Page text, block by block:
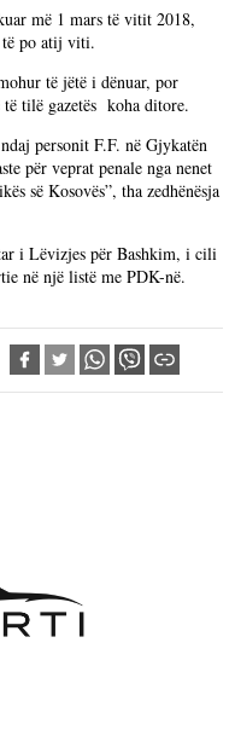
më 1 mars të vitit 2018,
të po atij viti.
të jëtë i dënuar, por
tilë gazetës koha ditore.
personit F.F. në Gjykatën
për veprat penale nga nenet
së Kosovës”, tha zedhënësja
i Lëvizjes për Bashkim, i cili
në një listë me PDK-në.